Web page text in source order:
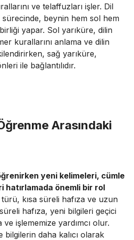
ve telaffuzları işler. Dil
beynin hem sol hem
yapar. Sol yarıküre, dilin
kurallarını anlama ve dilin
sağ yarıküre,
ile bağlantılıdır.
Arasındaki
yeni kelimeleri, cümle
hatırlamada önemli bir rol
türü, kısa süreli hafıza ve uzun
hafıza, yeni bilgileri geçici
işlememize yardımcı olur.
bilgilerin daha kalıcı olarak